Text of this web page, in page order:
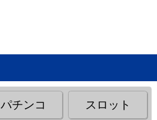
パチンコ スロット